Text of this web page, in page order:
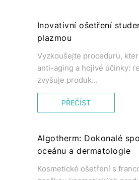
Inovativní ošetření
plazmou
Vyzkoušejte proceduru,
anti-aging a hojivé účinky:
zvyšuje produk...
PŘEČÍST
Algotherm: Dokonalé
oceánu a dermatologie
Kosmetické ošetření s